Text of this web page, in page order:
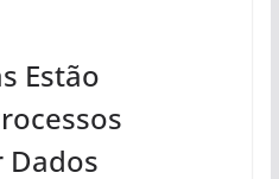
Estão
Dados